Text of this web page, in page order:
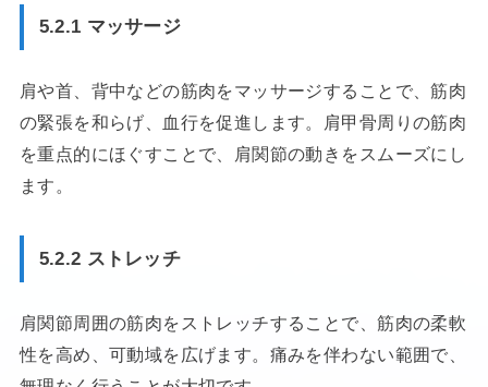
5.2.1 マッサージ
肩や首、背中などの筋肉をマッサージすることで、筋肉
の緊張を和らげ、血行を促進します。肩甲骨周りの筋肉
を重点的にほぐすことで、肩関節の動きをスムーズにし
ます。
5.2.2 ストレッチ
肩関節周囲の筋肉をストレッチすることで、筋肉の柔軟
性を高め、可動域を広げます。痛みを伴わない範囲で、